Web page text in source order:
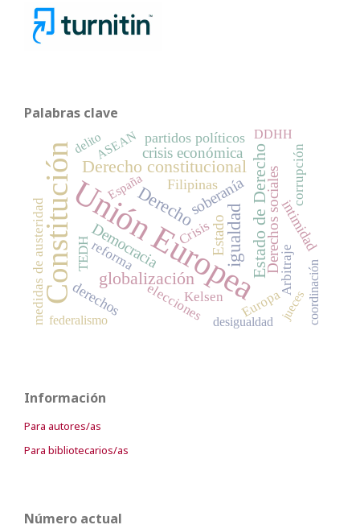
Palabras clave
Unión Europea
Constitución igualdadEstado de Derecho
globalización
Derecho constitucional
Derecho
crisis económica
Derechos sociales
Estado
soberanía
Democracia intimidad
Filipinas
derechos
partidos políticos
Crisis
medidas de austeridad reforma
TEDH
elecciones Europa
Arbitraje
corrupción
Kelsen
federalismo desigualdad
ASEAN
España
juecescoordinación
delito DDHH
Información
Para autores/as
Para bibliotecarios/as
Número actual